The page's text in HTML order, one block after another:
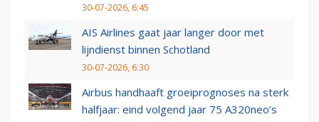
30-07-2026, 6:45
AIS Airlines gaat jaar langer door met
lijndienst binnen Schotland
30-07-2026, 6:30
Airbus handhaaft groeiprognoses na sterk
halfjaar: eind volgend jaar 75 A320neo’s